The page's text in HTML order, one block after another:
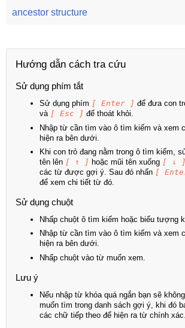
ancestor structure
Hướng dẫn cách tra cứu
Sử dụng phím tắt
Sử dụng phím [ Enter ] để đưa con
và [ Esc ] để thoát khỏi.
Nhập từ cần tìm vào ô tìm kiếm và xem
hiện ra bên dưới.
Khi con trỏ đang nằm trong ô tìm kiếm,
tên lên [ ↑ ] hoặc mũi tên xuống [ ↓ ]
các từ được gợi ý. Sau đó nhấn [
để xem chi tiết từ đó.
Sử dụng chuột
Nhấp chuột ô tìm kiếm hoặc biểu tượng
Nhập từ cần tìm vào ô tìm kiếm và xem
hiện ra bên dưới.
Nhấp chuột vào từ muốn xem.
Lưu ý
Nếu nhập từ khóa quá ngắn bạn sẽ
muốn tìm trong danh sách gợi ý, khi đó
các chữ tiếp theo để hiện ra từ chính xác.